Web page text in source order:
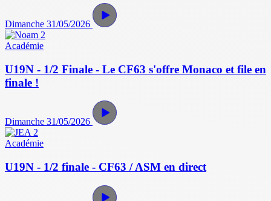
Dimanche 31/05/2026
Académie
U19N - 1/2 Finale - Le CF63 s'offre Monaco et file en
finale !
Dimanche 31/05/2026
Académie
U19N - 1/2 finale - CF63 / ASM en direct